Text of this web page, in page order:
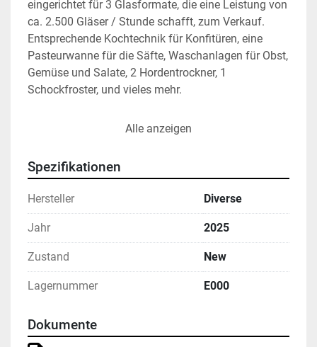
eingerichtet für 3 Glasformate, die eine Leistung von
ca. 2.500 Gläser / Stunde schafft, zum Verkauf.
Entsprechende Kochtechnik für Konfitüren, eine
Pasteurwanne für die Säfte, Waschanlagen für Obst,
Gemüse und Salate, 2 Hordentrockner, 1
Schockfroster, und vieles mehr.
Hier kommen Sie zur Maschinenliste:
Eine kurze Übersichtsliste in Exel, die Allgemeinen
Bedingungen und das Gebotsblatt zum Abgeben
entsprechenden Links herunterladen.
Alle anzeigen
Spezifikationen
Hersteller Diverse
Jahr 2025
Zustand New
Lagernummer E000
Dokumente